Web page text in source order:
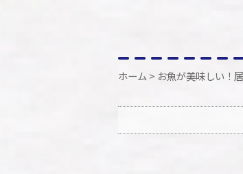
ホーム > お魚が美味しい